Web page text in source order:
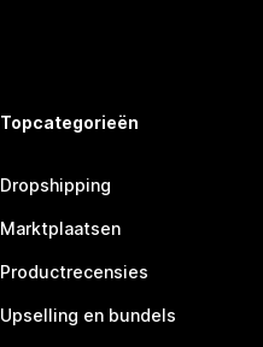
Topcategorieën
Dropshipping
Marktplaatsen
Productrecensies
Upselling en bundels